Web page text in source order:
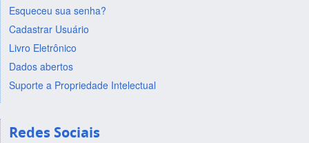
Esqueceu sua senha?
Cadastrar Usuário
Livro Eletrônico
Dados abertos
Suporte a Propriedade Intelectual
Redes Sociais